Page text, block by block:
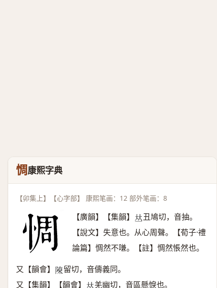
惆康熙字典
【卯集上】【心字部】 康熙笔画：12 部外笔画：8
【廣韻】【集韻】 𠀤丑鳩切，音抽。
【說文】失意也。从心周聲。【荀子·禮
論篇】惆然不嗛。【註】惆然悵然也。
又【韻會】 𨻰 留切，音儔義同。
又【集韻】【韻會】
羌幽切，音區懸悷也。